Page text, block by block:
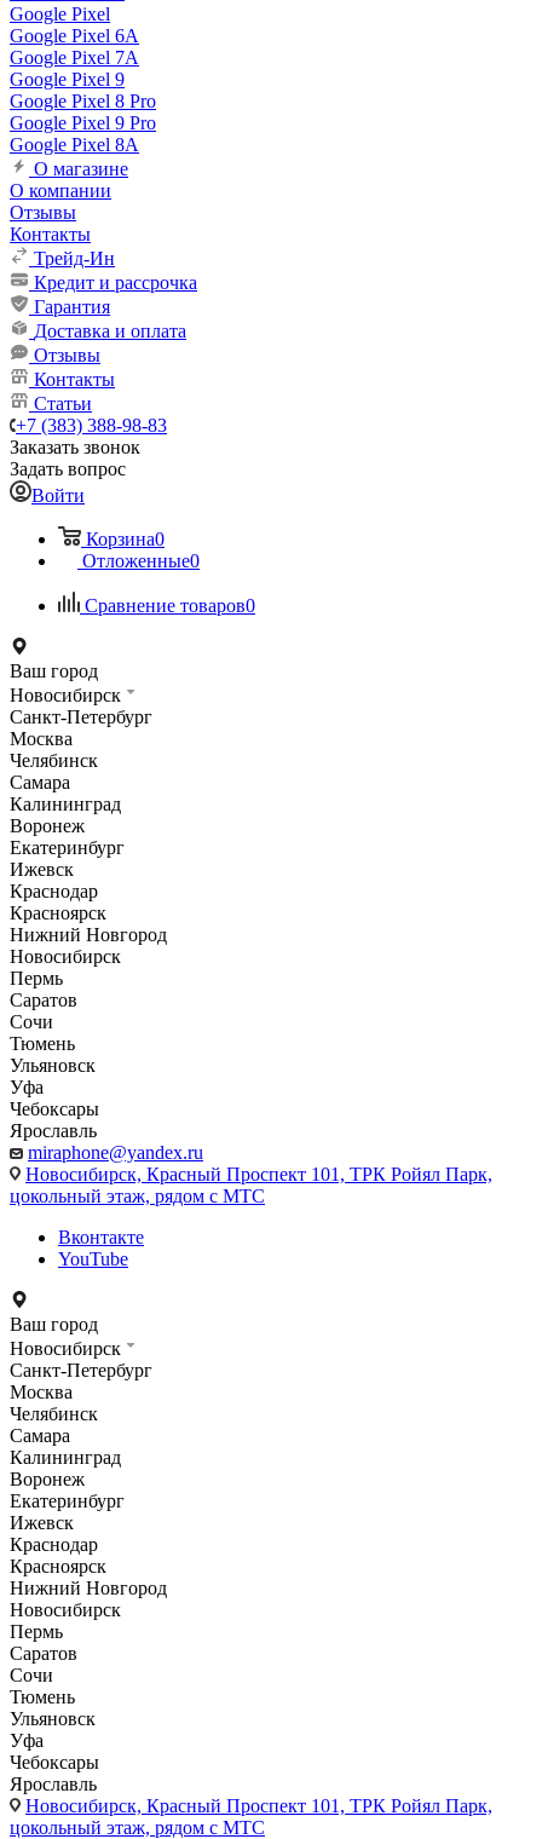
Google Pixel
Google Pixel 6A
Google Pixel 7А
Google Pixel 9
Google Pixel 8 Pro
Google Pixel 9 Pro
Google Pixel 8A
О магазине
О компании
Отзывы
Контакты
Трейд-Ин
Кредит и рассрочка
Гарантия
Доставка и оплата
Отзывы
Контакты
Статьи
+7 (383) 388-98-83
Заказать звонок
Задать вопрос
Войти
Корзина0
Отложенные0
Сравнение товаров0
Ваш город
Новосибирск
Санкт-Петербург
Москва
Челябинск
Самара
Калининград
Воронеж
Екатеринбург
Ижевск
Краснодар
Красноярск
Нижний Новгород
Новосибирск
Пермь
Саратов
Сочи
Тюмень
Ульяновск
Уфа
Чебоксары
Ярославль
miraphone@yandex.ru
Новосибирск, Красный Проспект 101, ТРК Ройял Парк,
цокольный этаж, рядом с МТС
Вконтакте
YouTube
Ваш город
Новосибирск
Санкт-Петербург
Москва
Челябинск
Самара
Калининград
Воронеж
Екатеринбург
Ижевск
Краснодар
Красноярск
Нижний Новгород
Новосибирск
Пермь
Саратов
Сочи
Тюмень
Ульяновск
Уфа
Чебоксары
Ярославль
Новосибирск, Красный Проспект 101, ТРК Ройял Парк,
цокольный этаж, рядом с МТС